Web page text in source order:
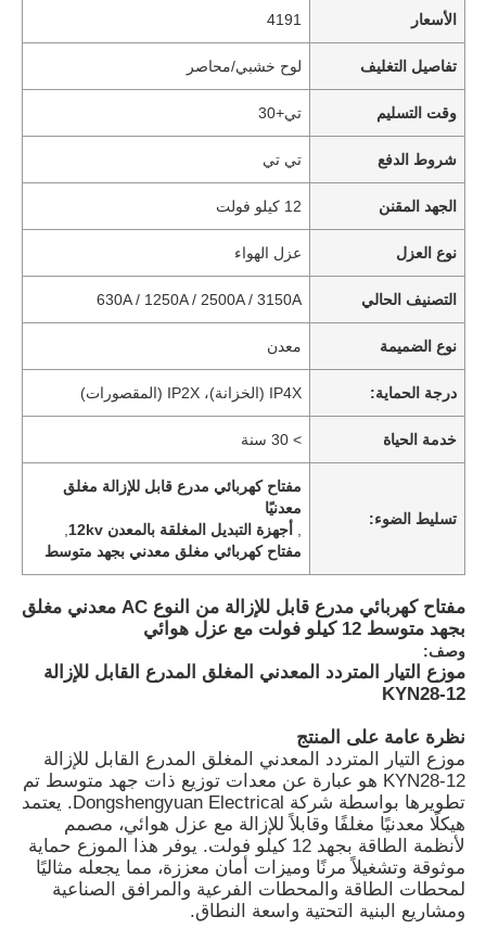
الأسعار 4191
تفاصيل التغليف لوح خشبي/محاصر
وقت التسليم تي+30
شروط الدفع تي تي
الجهد المقنن 12 كيلو فولت
نوع العزل عزل الهواء
التصنيف الحالي 630A / 1250A / 2500A / 3150A
نوع الضميمة معدن
درجة الحماية: IP4X (الخزانة)، IP2X (المقصورات)
خدمة الحياة > 30 سنة
تسليط الضوء:
مفتاح كهربائي مدرع قابل للإزالة مغلق
معدنيًا
,أجهزة التبديل المغلقة بالمعدن 12kv
مفتاح كهربائي مغلق معدني بجهد متوسط
مفتاح كهربائي مدرع قابل للإزالة من النوع AC معدني مغلق
بجهد متوسط ​​12 كيلو فولت مع عزل هوائي
وصف:
موزع التيار المتردد المعدني المغلق المدرع القابل للإزالة
KYN28-12
نظرة عامة على المنتج
موزع التيار المتردد المعدني المغلق المدرع القابل للإزالة
KYN28-12 هو عبارة عن معدات توزيع ذات جهد متوسط تم
تطويرها بواسطة شركة Dongshengyuan Electrical. يعتمد
هيكلًا معدنيًا مغلفًا وقابلاً للإزالة مع عزل هوائي، مصمم
لأنظمة الطاقة بجهد 12 كيلو فولت. يوفر هذا الموزع حماية
موثوقة وتشغيلاً مرنًا وميزات أمان معززة، مما يجعله مثاليًا
لمحطات الطاقة والمحطات الفرعية والمرافق الصناعية
ومشاريع البنية التحتية واسعة النطاق.